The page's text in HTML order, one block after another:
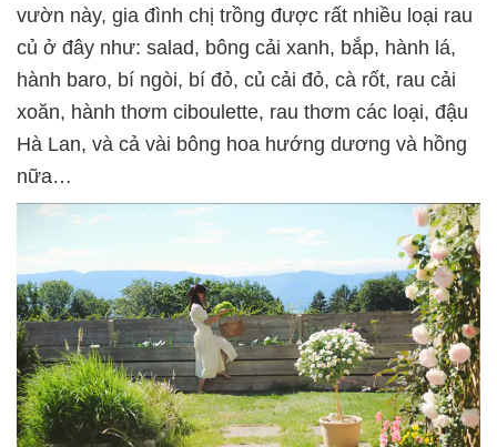
vườn này, gia đình chị trồng được rất nhiều loại rau
củ ở đây như: salad, bông cải xanh, bắp, hành lá,
hành baro, bí ngòi, bí đỏ, củ cải đỏ, cà rốt, rau cải
xoăn, hành thơm ciboulette, rau thơm các loại, đậu
Hà Lan, và cả vài bông hoa hướng dương và hồng
nữa…